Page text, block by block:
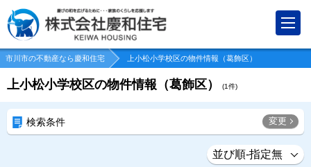
市川市の不動産なら慶和住宅 上小松小学校区の物件情報（葛飾区）
上小松小学校区の物件情報（葛飾区） (1件)
検索条件 変更